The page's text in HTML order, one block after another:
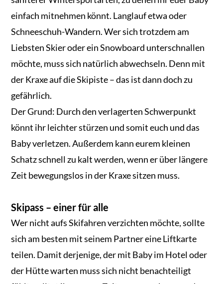
einfach mitnehmen könnt. Langlauf etwa oder
Schneeschuh-Wandern. Wer sich trotzdem am
Liebsten Skier oder ein Snowboard unterschnallen
möchte, muss sich natürlich abwechseln. Denn mit
der Kraxe auf die Skipiste – das ist dann doch zu
gefährlich.
Der Grund: Durch den verlagerten Schwerpunkt
könnt ihr leichter stürzen und somit euch und das
Baby verletzen. Außerdem kann eurem kleinen
Schatz schnell zu kalt werden, wenn er über längere
Zeit bewegungslos in der Kraxe sitzen muss.
Skipass – einer für alle
Wer nicht aufs Skifahren verzichten möchte, sollte
sich am besten mit seinem Partner eine Liftkarte
teilen. Damit derjenige, der mit Baby im Hotel oder
der Hütte warten muss sich nicht benachteiligt